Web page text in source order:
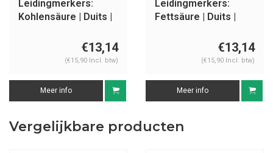
Leidingmerkers:
Kohlensäure | Duits |
€13,14
(€15,90 Incl. btw)
Meer info
Leidingmerkers:
Fettsäure | Duits |
€13,14
(€15,90 Incl. btw)
Meer info
Vergelijkbare producten